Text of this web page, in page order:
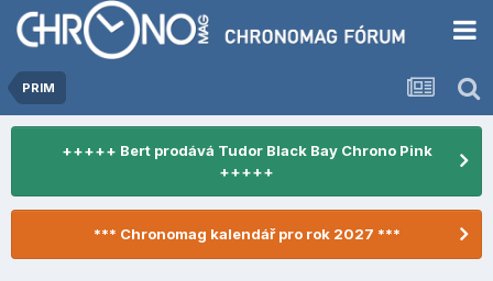
PRIM
+++++ Bert prodává Tudor Black Bay Chrono Pink
+++++
*** Chronomag kalendář pro rok 2027 ***